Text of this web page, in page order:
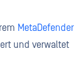
MetaDefender
und verwaltet